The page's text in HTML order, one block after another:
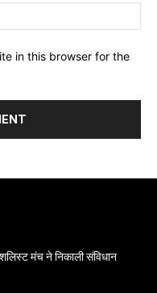
in this browser for the
मंच ने निकाली संविधान